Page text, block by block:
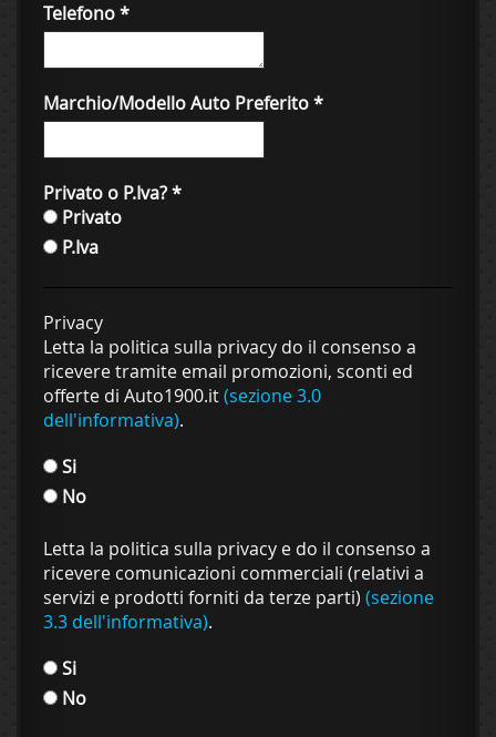
Telefono*
Marchio/Modello Auto Preferito*
Privato o P.Iva?*
Privato
P.Iva
Privacy
Letta la politica sulla privacy do il consenso a
ricevere tramite email promozioni, sconti ed
offerte di Auto1900.it(sezione 3.0
dell'informativa).
Si
No
Letta la politica sulla privacy e do il consenso a
ricevere comunicazioni commerciali (relativi a
servizi e prodotti forniti da terze parti) (sezione
3.3 dell'informativa).
Si
No